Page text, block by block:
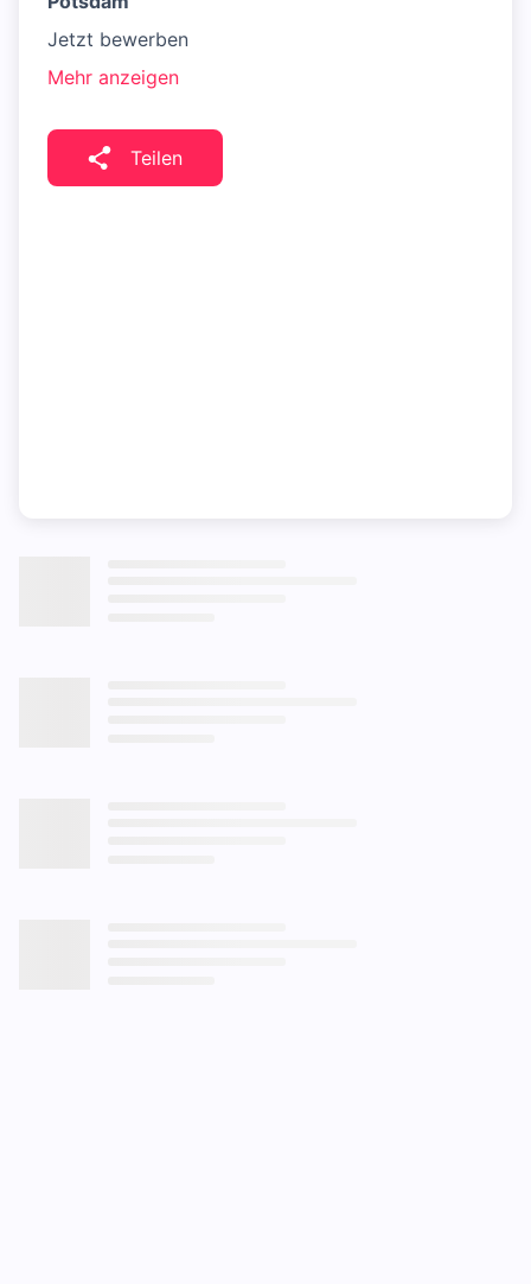
Jetzt bewerben
Mehr anzeigen
Teilen